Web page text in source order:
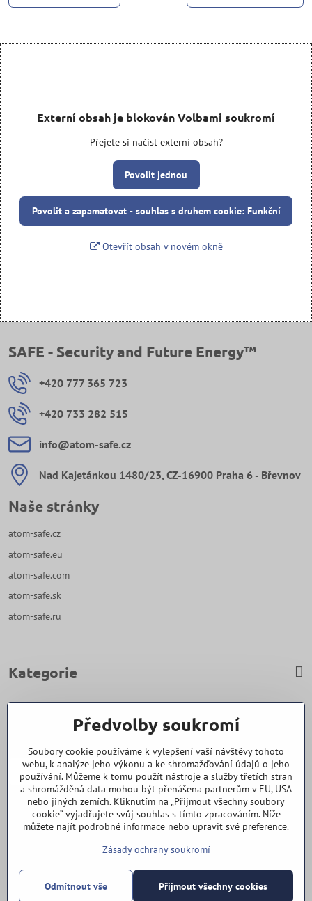
Externí obsah je blokován Volbami soukromí
Přejete si načíst externí obsah?
Povolit jednou
Povolit a zapamatovat - souhlas s druhem cookie: Funkční
Otevřít obsah v novém okně
SAFE - Security and Future Energy™
+420 777 365 723
+420 733 282 515
info​@atom-safe​.cz
Nad Kajetánkou 1480/23, CZ-16900 Praha 6 - Břevnov
Naše stránky
atom-safe.cz
atom-safe.eu
atom-safe.com
atom-safe.sk
atom-safe.ru
Kategorie
Zavoláme Vám zpět
Váš telefon
Odeslat
Předvolby soukromí
Soubory cookie používáme k vylepšení vaší návštěvy tohoto
webu, k analýze jeho výkonu a ke shromažďování údajů o jeho
používání. Můžeme k tomu použít nástroje a služby třetích stran
a shromážděná data mohou být přenášena partnerům v EU, USA
nebo jiných zemích. Kliknutím na „Přijmout všechny soubory
cookie“ vyjadřujete svůj souhlas s tímto zpracováním. Níže
můžete najít podrobné informace nebo upravit své preference.
Zásady ochrany soukromí
Přijmout všechny cookies
Odmítnout vše